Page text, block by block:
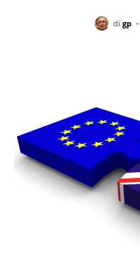
di gp -